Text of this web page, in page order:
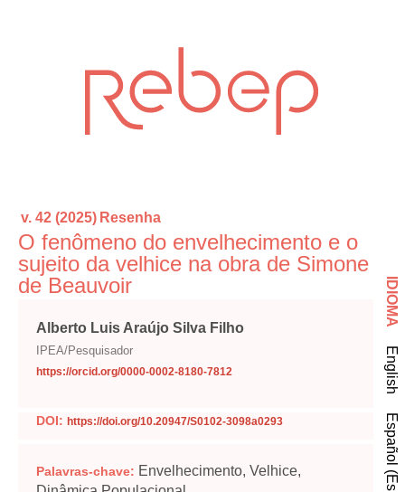
v. 42 (2025) Resenha
O fenômeno do envelhecimento e o
sujeito da velhice na obra de Simone
de Beauvoir
Alberto Luis Araújo Silva Filho
IPEA/Pesquisador
https://orcid.org/0000-0002-8180-7812
DOI: https://doi.org/10.20947/S0102-3098a0293
Palavras-chave: Envelhecimento, Velhice,
IDIOMA
English